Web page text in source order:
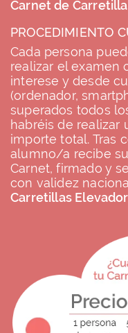
Carnet de
PROCEDIMIENTO
Cada persona
realizar el examen
interese y desde
(ordenador,
superados todos
habréis de realizar
importe total. Tras
alumno/a recibe
Carnet, firmado y
con validez
Carretillas